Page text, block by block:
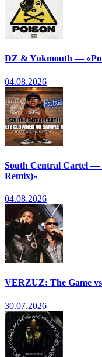
DZ & Yukmouth —
04.08.2026
South Central Cartel —
Remix)»
04.08.2026
VERZUZ: The Game
30.07.2026